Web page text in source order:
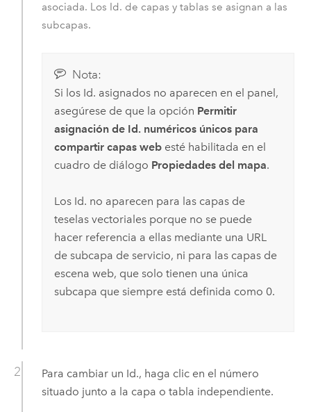
asociada. Los Id. de capas y tablas se asignan a las
subcapas.
Nota:
Si los Id. asignados no aparecen en el panel,
asegúrese de que la opción Permitir
asignación de Id. numéricos únicos para
compartir capas webesté habilitada en el
cuadro de diálogo Propiedades del mapa.
Los Id. no aparecen para las capas de
teselas vectoriales porque no se puede
hacer referencia a ellas mediante una URL
de subcapa de servicio, ni para las capas de
escena web, que solo tienen una única
subcapa que siempre está definida como 0.
Para cambiar un Id., haga clic en el número
situado junto a la capa o tabla independiente.